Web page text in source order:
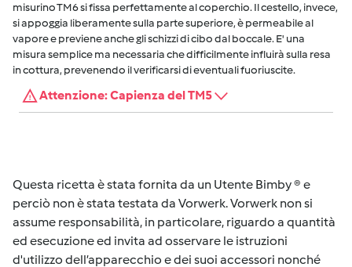
misurino TM6 si fissa perfettamente al coperchio. Il cestello, invece,
si appoggia liberamente sulla parte superiore, è permeabile al
vapore e previene anche gli schizzi di cibo dal boccale. E' una
misura semplice ma necessaria che difficilmente influirà sulla resa
in cottura, prevenendo il verificarsi di eventuali fuoriuscite.
Attenzione: Capienza del TM5
Questa ricetta è stata fornita da un Utente Bimby ® e
perciò non è stata testata da Vorwerk. Vorwerk non si
assume responsabilità, in particolare, riguardo a quantità
ed esecuzione ed invita ad osservare le istruzioni
d'utilizzo dell’apparecchio e dei suoi accessori nonché